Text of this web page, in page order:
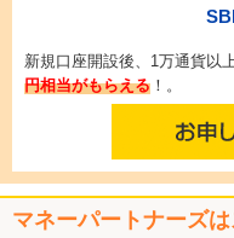
新規口座開設後、1万通貨以
円相当がもらえる ！。
マネーパートナーズ